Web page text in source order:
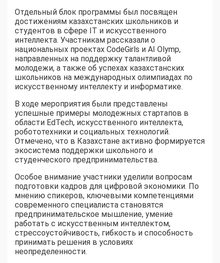
Отдельный блок программы был посвящен
достижениям казахстанских школьников и
студентов в сфере IT и искусственного
интеллекта. Участникам рассказали о
национальных проектах CodeGirls и AI Olymp,
направленных на поддержку талантливой
молодежи, а также об успехах казахстанских
школьников на международных олимпиадах по
искусственному интеллекту и информатике.
В ходе мероприятия были представлены
успешные примеры молодежных стартапов в
области EdTech, искусственного интеллекта,
робототехники и социальных технологий.
Отмечено, что в Казахстане активно формируется
экосистема поддержки школьного и
студенческого предпринимательства.
Особое внимание участники уделили вопросам
подготовки кадров для цифровой экономики. По
мнению спикеров, ключевыми компетенциями
современного специалиста становятся
предпринимательское мышление, умение
работать с искусственным интеллектом,
стрессоустойчивость, гибкость и способность
принимать решения в условиях
неопределенности.